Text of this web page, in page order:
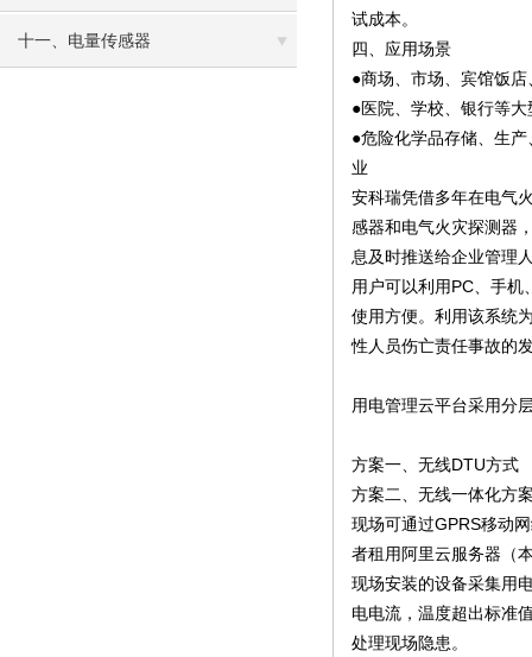
十一、电量传感器
试成本。
四、应用场景
●商场、市场、宾馆饭
●医院、学校、银行等
●危险化学品存储、生
业
安科瑞凭借多年在电气
感器和电气火灾探测器
息及时推送给企业管理
用户可以利用PC、手
使用方便。利用该系统
性人员伤亡责任事故的
用电管理云平台采用分
方案一、无线DTU方式
方案二、无线一体化方
现场可通过GPRS移动
者租用阿里云服务器（
现场安装的设备采集用
电电流，温度超出标准
处理现场隐患。